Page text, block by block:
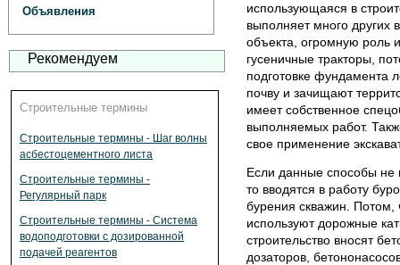
Объявления
Рекомендуем
Строительные термины
Строительные термины - Шаг волны
асбестоцементного листа
Строительные термины -
Регулярный парк
Строительные термины - Система
водоподготовки с дозированной
подачей реагентов
использующаяся в
выполняет много
объекта, огромную роль
гусеничные тракторы,
подготовке фундамента
почву и зачищают
имеет собственное
выполняемых работ.
свое применение
Если данные способы не
то вводятся в работу
бурения скважин. Потом,
используют дорожные
строительство вносят
дозаторов,